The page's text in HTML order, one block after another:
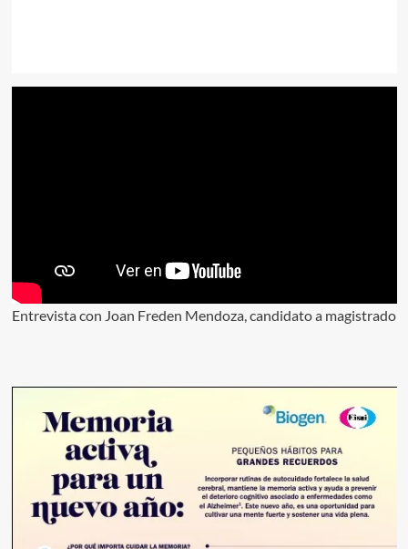
Entrevista con Joan Freden Mendoza, candidato a magistrado